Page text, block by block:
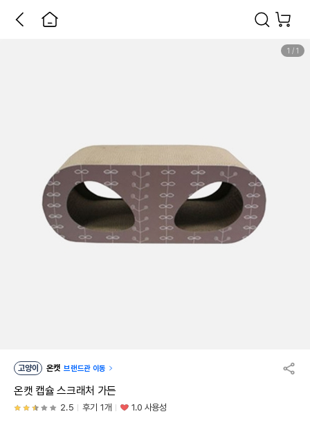
1 / 1
고양이 온캣 브랜드관 이동
온캣 캡슐 스크래처 가든
2.5 후기 1개 1.0 사용성